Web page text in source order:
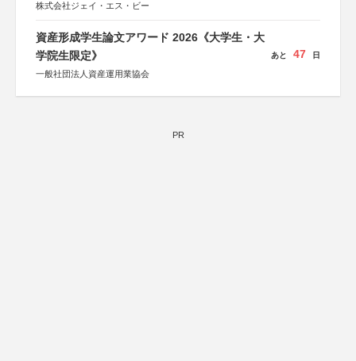
株式会社ジェイ・エス・ビー
資産形成学生論文アワード 2026《大学生・大
学院生限定》
一般社団法人資産運用業協会
あと 47 日
PR